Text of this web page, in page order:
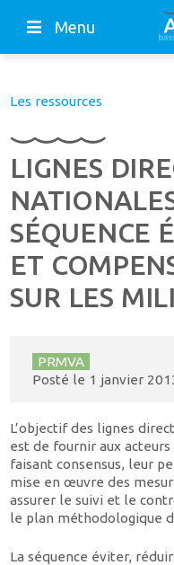
Menu
Les ressources
LIGNES
SÉQUENCE
ET
SUR LES
PRMVA
Posté le 1 janvier
L’objectif des lignes
est de fournir aux
faisant consensus, leur
mise en œuvre des
assurer le suivi et le
le plan méthodologique
La séquence éviter,